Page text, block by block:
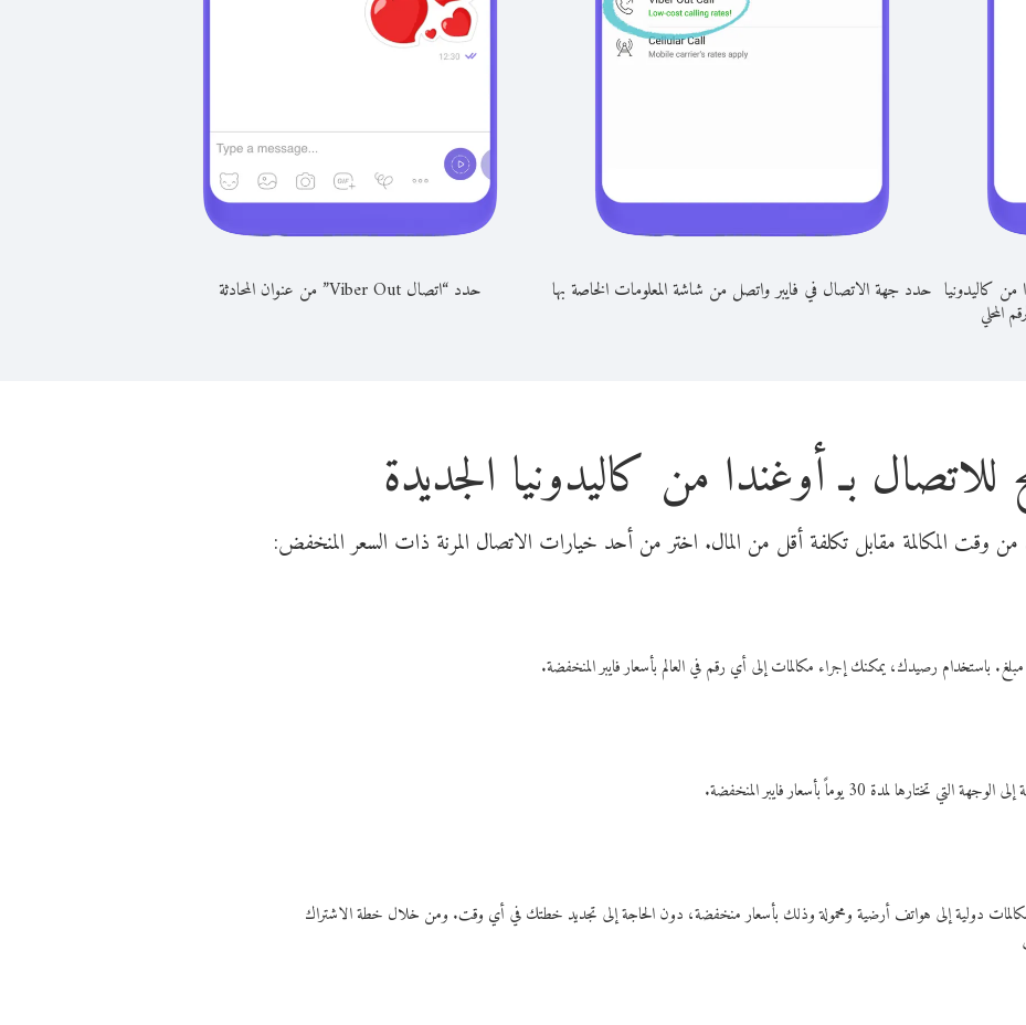
من كاليدونيا
المحلي
حدد جهة الاتصال في فايبر واتصل من شاشة المعلومات الخاصة بها حدد “اتصال Viber Out” من عنوان المحادثة
للاتصال بـ أوغندا من كاليدونيا الجديدة
مكالمات دولية إلى هواتف أرضية ومحمولة وذلك بأسعار منخفضة، دون الحاجة إلى تجديد خطتك في أي وقت. ومن خلال خطة الاشتراك